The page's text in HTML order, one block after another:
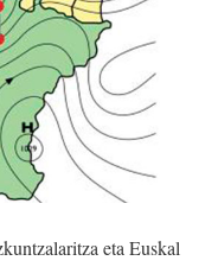
eta Euskal